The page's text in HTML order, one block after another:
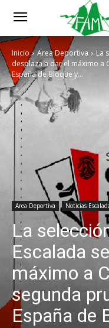
Inicio Area Deportiva
La
desplaza a dar el máximo a
España de Bloque y...
Area Deportiva Noticias
La
Escalada
máximo a
segunda
España de